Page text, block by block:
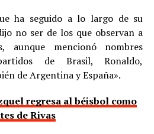
ha seguido a lo largo de su
no ser de los que observan a
aunque mencionó nombres
de Brasil, Ronaldo,
de Argentina y España».
regresa al béisbol como
de Rivas